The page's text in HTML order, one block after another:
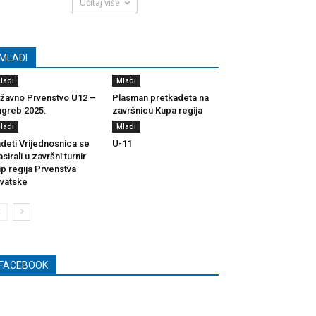
Prvenstvo U12 –
2025.
Mladi
Plasman pretkadeta na
završnicu Kupa regija
Vrijednosnica se
u završni turnir
regija Prvenstva
Mladi
U-11